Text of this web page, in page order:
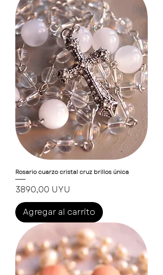
Rosario cuarzo cristal cruz brillos única
Precio
3890,00 UYU
Agregar al carrito